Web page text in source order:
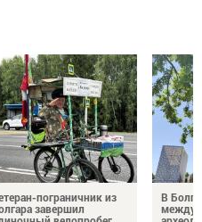
пограничник из
завершил
В